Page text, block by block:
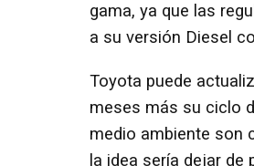
gama, ya que las
a su versión Diesel
Toyota puede
meses más su ciclo
medio ambiente son
la idea sería dejar